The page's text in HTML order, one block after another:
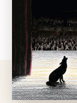
In
Drenthe
wolf
binnen.
daarna werd
eerst in
een wolf
Sindsdien
dat
onlangs